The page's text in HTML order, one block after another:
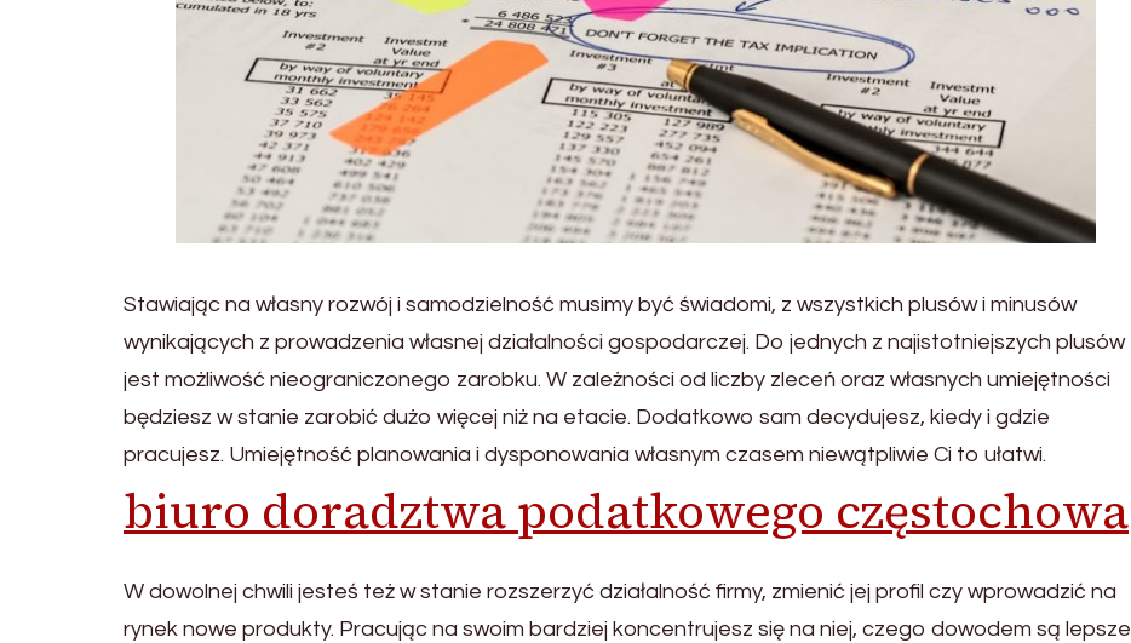
Stawiając na własny rozwój i samodzielność musimy być świadomi, z wszystkich plusów i minusów
wynikających z prowadzenia własnej działalności gospodarczej. Do jednych z najistotniejszych plusów
jest możliwość nieograniczonego zarobku. W zależności od liczby zleceń oraz własnych umiejętności
będziesz w stanie zarobić dużo więcej niż na etacie. Dodatkowo sam decydujesz, kiedy i gdzie
pracujesz. Umiejętność planowania i dysponowania własnym czasem niewątpliwie Ci to ułatwi.
biuro doradztwa podatkowego częstochowa
W dowolnej chwili jesteś też w stanie rozszerzyć działalność firmy, zmienić jej profil czy wprowadzić na
rynek nowe produkty. Pracując na swoim bardziej koncentrujesz się na niej, czego dowodem są lepsze